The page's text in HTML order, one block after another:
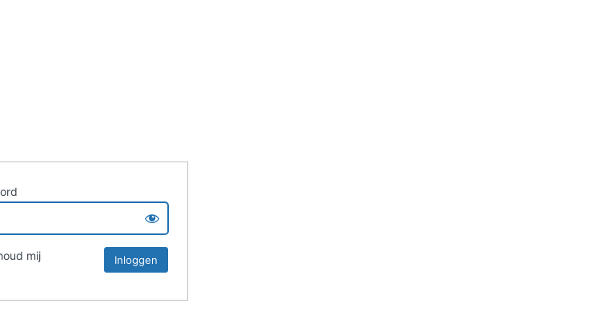
mij